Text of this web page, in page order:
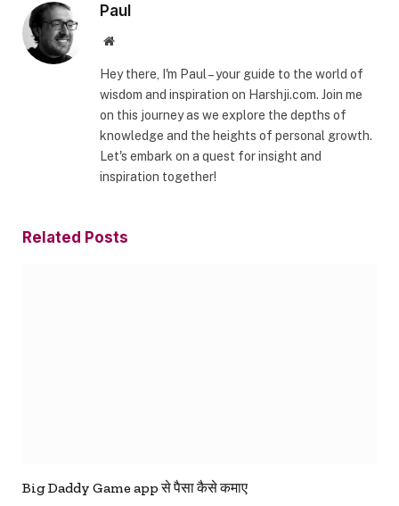
Paul
Website
Hey there, I'm Paul – your guide to the world of
wisdom and inspiration on Harshji.com. Join me
on this journey as we explore the depths of
knowledge and the heights of personal growth.
Let's embark on a quest for insight and
inspiration together!
Related Posts
Big Daddy Game app से पैसा कैसे कमाए